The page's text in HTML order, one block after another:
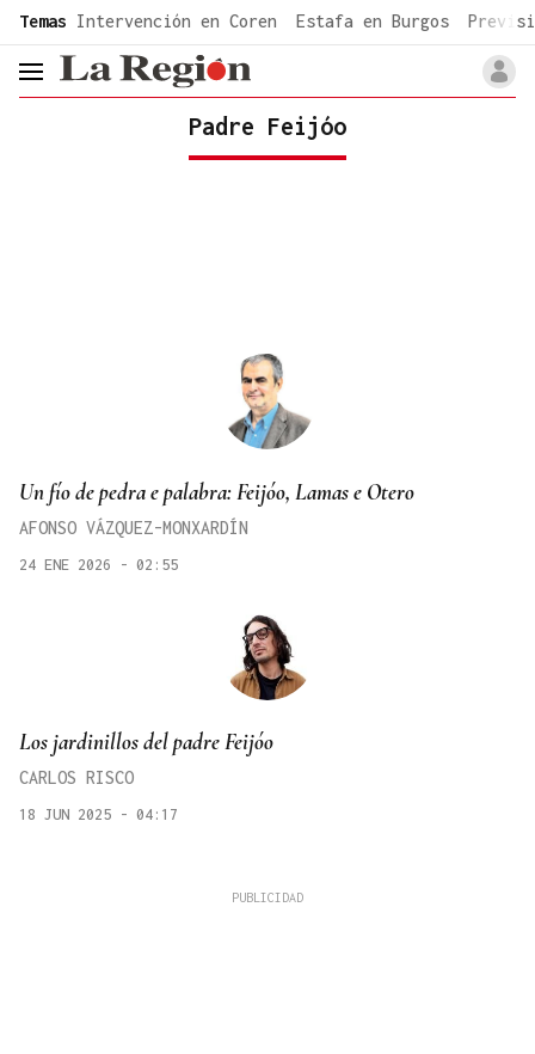
common.go-to-content
Temas Intervención en Coren Estafa en Burgos
header.menu.open
Padre Feijóo
Un fío de pedra e palabra: Feijóo, Lamas e Otero
AFONSO VÁZQUEZ-MONXARDÍN
24 ENE 2026 - 02:55
Los jardinillos del padre Feijóo
CARLOS RISCO
18 JUN 2025 - 04:17